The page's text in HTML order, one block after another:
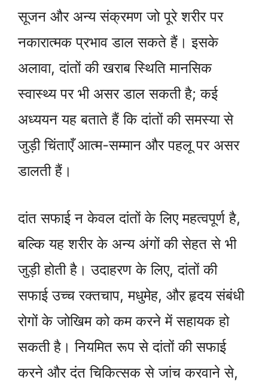
सूजन और अन्य संक्रमण जो पूरे शरीर पर
नकारात्मक प्रभाव डाल सकते हैं। इसके
अलावा, दांतों की खराब स्थिति मानसिक
स्वास्थ्य पर भी असर डाल सकती है; कई
अध्ययन यह बताते हैं कि दांतों की समस्या से
जुड़ी चिंताएँ आत्म-सम्मान और पहलू पर असर
डालती हैं।
दांत सफाई न केवल दांतों के लिए महत्वपूर्ण है,
बल्कि यह शरीर के अन्य अंगों की सेहत से भी
जुड़ी होती है। उदाहरण के लिए, दांतों की
सफाई उच्च रक्तचाप, मधुमेह, और हृदय संबंधी
रोगों के जोखिम को कम करने में सहायक हो
सकती है। नियमित रूप से दांतों की सफाई
करने और दंत चिकित्सक से जांच करवाने से,